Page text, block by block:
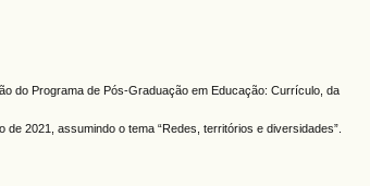
do Programa de Pós-Graduação em Educação: Currículo, da
2021, assumindo o tema “Redes, territórios e diversidades”.